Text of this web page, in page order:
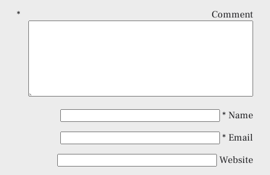
Comment
*
Name
*
Email
*
Website